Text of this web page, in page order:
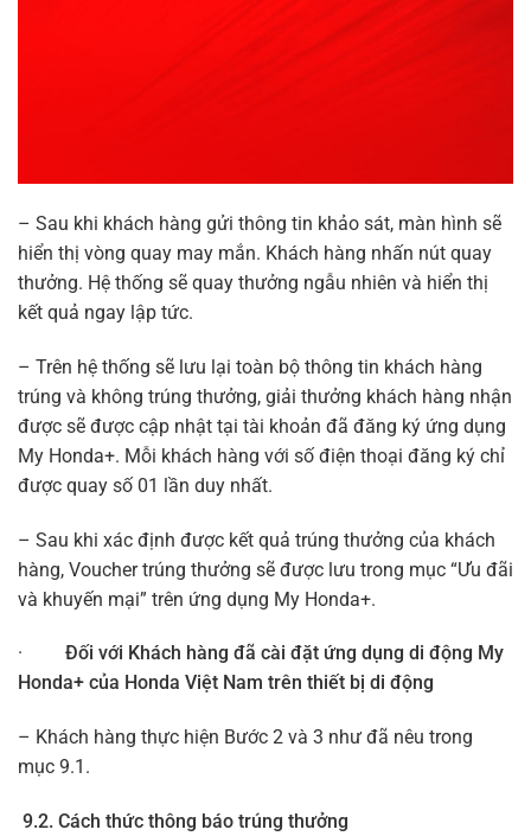
– Sau khi khách hàng gửi thông tin khảo sát, màn hình sẽ
hiển thị vòng quay may mắn. Khách hàng nhấn nút quay
thưởng. Hệ thống sẽ quay thưởng ngẫu nhiên và hiển thị
kết quả ngay lập tức.
– Trên hệ thống sẽ lưu lại toàn bộ thông tin khách hàng
trúng và không trúng thưởng, giải thưởng khách hàng nhận
được sẽ được cập nhật tại tài khoản đã đăng ký ứng dụng
My Honda+. Mỗi khách hàng với số điện thoại đăng ký chỉ
được quay số 01 lần duy nhất.
– Sau khi xác định được kết quả trúng thưởng của khách
hàng, Voucher trúng thưởng sẽ được lưu trong mục “Ưu đãi
và khuyến mại” trên ứng dụng My Honda+.
· Đối với Khách hàng đã cài đặt ứng dụng di động My
Honda+ của Honda Việt Nam trên thiết bị di động
– Khách hàng thực hiện Bước 2 và 3 như đã nêu trong
mục 9.1.
9.2. Cách thức thông báo trúng thưởng